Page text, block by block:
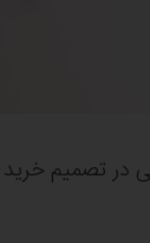
تصمیم خرید